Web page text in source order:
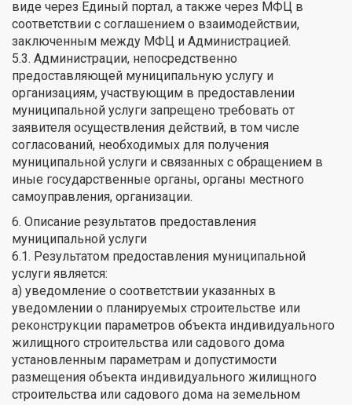
виде через Единый портал, а также через МФЦ в
соответствии с соглашением о взаимодействии,
заключенным между МФЦ и Администрацией.
5.3. Администрации, непосредственно
предоставляющей муниципальную услугу и
организациям, участвующим в предоставлении
муниципальной услуги запрещено требовать от
заявителя осуществления действий, в том числе
согласований, необходимых для получения
муниципальной услуги и связанных с обращением в
иные государственные органы, органы местного
самоуправления, организации.
6. Описание результатов предоставления
муниципальной услуги
6.1. Результатом предоставления муниципальной
услуги является:
а) уведомление о соответствии указанных в
уведомлении о планируемых строительстве или
реконструкции параметров объекта индивидуального
жилищного строительства или садового дома
установленным параметрам и допустимости
размещения объекта индивидуального жилищного
строительства или садового дома на земельном